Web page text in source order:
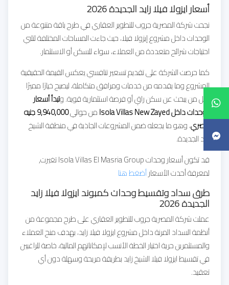
أسعار ايزولا فيلا زايد الجديدة 2026
نجحت شركة المصرية جروب للتطوير العقاري في طرح باقة متنوعة من
الوحدات داخل مشروع إيزولا فيلا، حيث جاءت المساحات المختلفة لتلبي
احتياجات شرائح متعددة من العملاء، سواء للسكن أو الاستثمار.
كما حرصت الشركة على تقديم تسعير تنافسي يعكس القيمة الحقيقية
للمشروع وما يقدمه من خدمات ومرافق متكاملة، ليصبح خيارًا مميزًا
لكل من يبحث عن سكن راقٍ أو فرصة استثمارية قوية. وتبدأ أسعار
الوحدات داخل Isola Villas New Zayed
من حوالي
9,940,000 جنيه
مصري، وهو ما يجعله ضمن المشروعات الجاذبة في منطقة الشيخ
زايد الجديدة.
قد تكون أسعار وحدات Isola Villas El Masria Group تغيرت,
لمعرفة أحدت الأسعارأضغط هنا
طرق سداد وتقسيط وحدات كمبوند ايزولا فيلا زايد
الجديدة 2026
عملت شركة المصرية جروب للتطوير العقاري على طرح مجموعة من
أنظمة السداد المرنة داخل مشروع ايزولا فيلا زايد، بهدف منح العملاء
والمستثمرين حرية اختيار الخطة الأنسب لإمكاناتهم المالية، خاصة للراغبين
في تقسيط ايزولا فيلا الشيخ زايد بطريقة مريحة وسهلة دون أي
تعقيد.